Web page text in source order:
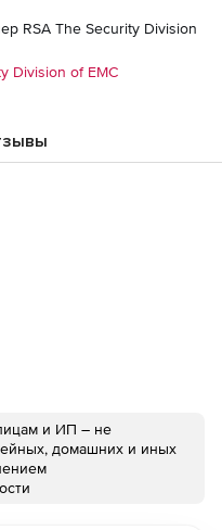
RSA The Security Division
Division of EMC
и ИП – не
домашних и иных